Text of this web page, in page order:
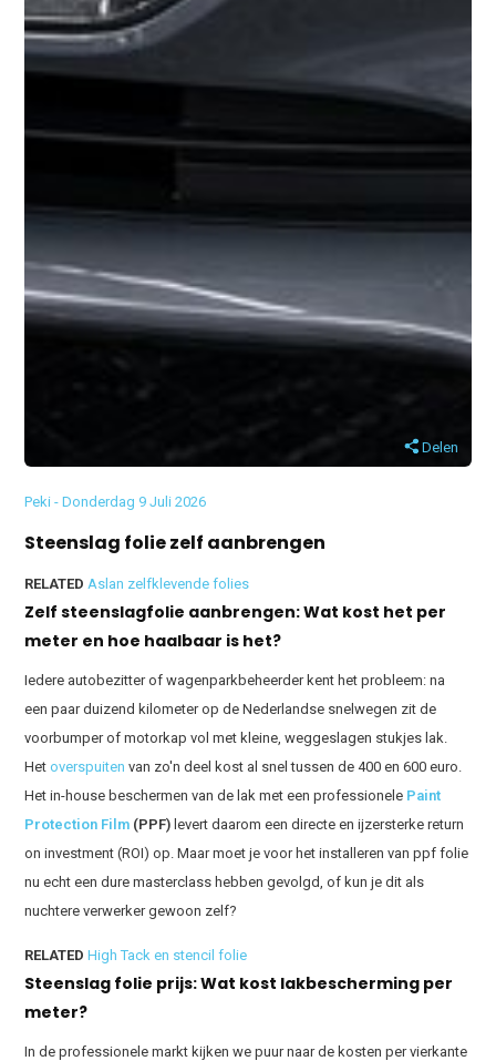
Delen
Peki - Donderdag 9 Juli 2026
Steenslag folie zelf aanbrengen
RELATED Aslan zelfklevende folies
Zelf steenslagfolie aanbrengen: Wat kost het per
meter en hoe haalbaar is het?
Iedere autobezitter of wagenparkbeheerder kent het probleem: na
een paar duizend kilometer op de Nederlandse snelwegen zit de
voorbumper of motorkap vol met kleine, weggeslagen stukjes lak.
Hetoverspuiten van zo'n deel kost al snel tussen de 400 en 600 euro.
Het in-house beschermen van de lak met een professionele Paint
Protection Film (PPF) levert daarom een directe en ijzersterke return
on investment (ROI) op. Maar moet je voor het installeren van ppf folie
nu echt een dure masterclass hebben gevolgd, of kun je dit als
nuchtere verwerker gewoon zelf?
RELATED High Tack en stencil folie
Steenslag folie prijs: Wat kost lakbescherming per
meter?
In de professionele markt kijken we puur naar de kosten per vierkante